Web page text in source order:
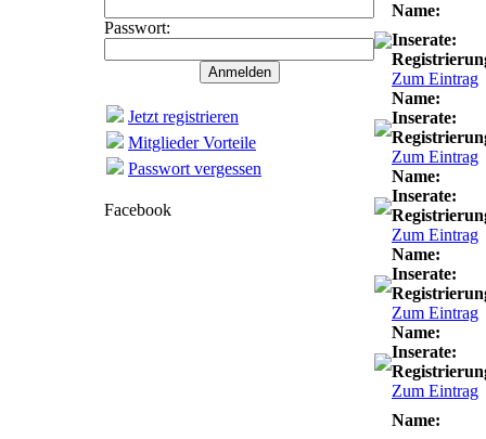
Passwort:
Jetzt registrieren
Mitglieder Vorteile
Passwort vergessen
Facebook
Name:
Inserate:
Zum Eintrag
Name:
Inserate:
Zum Eintrag
Name:
Inserate:
Zum Eintrag
Name:
Inserate:
Zum Eintrag
Name:
Inserate:
Zum Eintrag
Name: